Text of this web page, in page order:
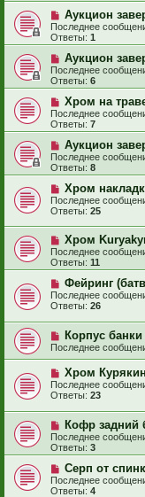
Аукцион
Последнее
Ответы: 1
Аукцион
Последнее
Ответы: 6
Хром на
Последнее
Ответы: 7
Аукцион
Последнее
Ответы: 8
Хром
Последнее
Ответы: 25
Хром
Последнее
Ответы: 11
Фейринг
Последнее
Ответы: 26
Корпус
Последнее
Хром
Последнее
Ответы: 23
Кофр задний
Последнее
Ответы: 3
Серп от
Последнее
Ответы: 4